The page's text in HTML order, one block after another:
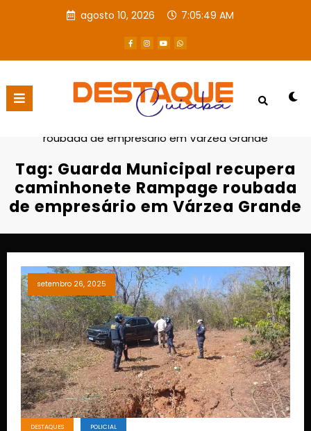
agosto 10, 2026 7:05:50 AM
Página inicial
roubada de empresário em Várzea Grande
Tag: Guarda Municipal recupera
caminhonete Rampage roubada
de empresário em Várzea Grande
setembro 26, 2025
DESTAQUES POLICIAL